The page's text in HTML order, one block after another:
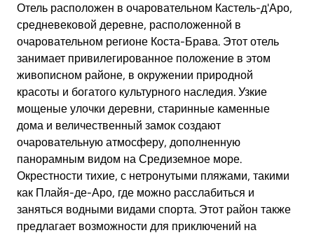
Отель расположен в очаровательном Кастель-д'Аро,
средневековой деревне, расположенной в
очаровательном регионе Коста-Брава. Этот отель
занимает привилегированное положение в этом
живописном районе, в окружении природной
красоты и богатого культурного наследия. Узкие
мощеные улочки деревни, старинные каменные
дома и величественный замок создают
очаровательную атмосферу, дополненную
панорамным видом на Средиземное море.
Окрестности тихие, с нетронутыми пляжами, такими
как Плайя-де-Аро, где можно расслабиться и
заняться водными видами спорта. Этот район также
предлагает возможности для приключений на